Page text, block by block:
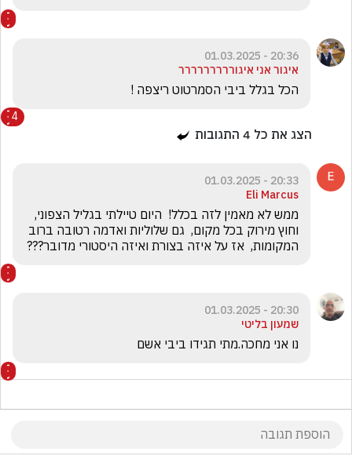
20:36 - 01.03.2025
איגור אני איגוררררררררר
הכל בגלל ביבי הסמרטוט ריצפה !
4
הצג את כל 4 התגובות
20:33 - 01.03.2025
Eli Marcus
המקומות,  אז על איזה בצורת ואיזה היסטורי מדובר???
20:30 - 01.03.2025
שמעון בליטי
נו אני מחכה.מתי תגידו ביבי אשם